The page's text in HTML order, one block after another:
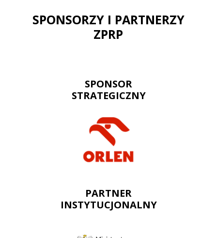
SPONSORZY I PARTNERZY
ZPRP
SPONSOR
STRATEGICZNY
PARTNER
INSTYTUCJONALNY